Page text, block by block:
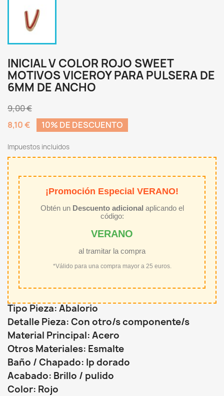
INICIAL V COLOR ROJO SWEET
MOTIVOS VICEROY PARA PULSERA DE
6MM DE ANCHO
9,00 €
8,10 €
10% DE DESCUENTO
Impuestos incluidos
¡Promoción Especial VERANO!
Obtén un Descuento adicional aplicando el
código:
VERANO
al tramitar la compra
*Válido para una compra mayor a 25 euros.
Tipo Pieza: Abalorio
Detalle Pieza: Con otro/s componente/s
Material Principal: Acero
Otros Materiales: Esmalte
Baño / Chapado: Ip dorado
Acabado: Brillo / pulido
Color: Rojo